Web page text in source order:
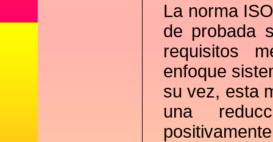
La norma
de probada
requisitos
enfoque
su vez, esta
una